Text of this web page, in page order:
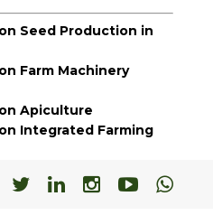
Seed Production in
Farm Machinery
Apiculture
Integrated Farming
Facebook
Facebook
Facebook